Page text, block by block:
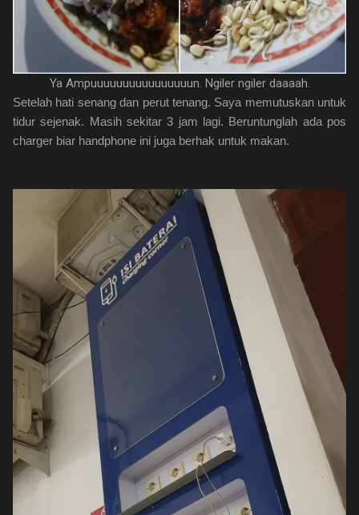
Ya Ampuuuuuuuuuuuuuuuun. Ngiler ngiler daaaah.
Setelah hati senang dan perut tenang. Saya memutuskan untuk
tidur sejenak. Masih sekitar 3 jam lagi. Beruntunglah ada pos
charger biar handphone ini juga berhak untuk makan.